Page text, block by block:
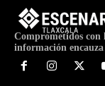
Comprometidos con
información